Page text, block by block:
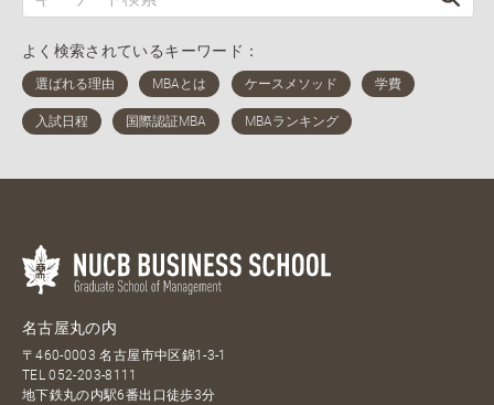
よく検索されているキーワード：
名古屋丸の内
〒460-0003 名古屋市中区錦1-3-1
TEL052-203-8111
地下鉄丸の内駅6番出口徒歩3分